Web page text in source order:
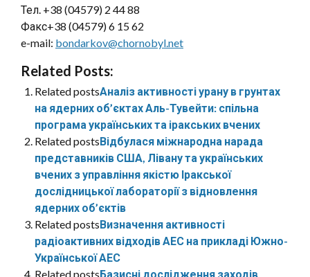
Тел. +38 (04579) 2 44 88
Факс+38 (04579) 6 15 62
e-mail: bondarkov@chornobyl.net
Related Posts:
Related postsАналіз активності урану в грунтах
на ядерних об’єктах Аль-Тувейти: спільна
програма українських та іракських вчених
Related postsВідбулася міжнародна нарада
представників США, Лівану та українських
вчених з управління якістю Іракської
дослідницької лабораторії з відновлення
ядерних об’єктів
Related postsВизначення активності
радіоактивних відходів АЕС на прикладі Южно-
Української АЕС
Related postsБазисні дослідження заходів